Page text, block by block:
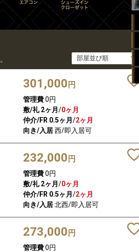
301,000 円
管理費0円
敷/礼 2ヶ月 /0ヶ月
仲介/FR 0.5ヶ月 /2ヶ月
向き/入居西/即入居可
232,000 円
管理費0円
敷/礼 2ヶ月 /0ヶ月
仲介/FR 0.5ヶ月 /2ヶ月
向き/入居北西/即入居可
273,000 円
管理費0円